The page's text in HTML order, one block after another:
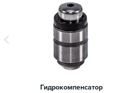
Гидрокомпенсатор